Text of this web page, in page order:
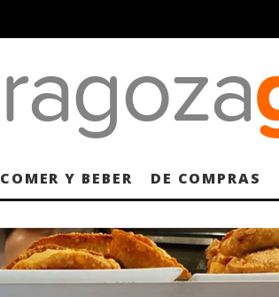
COMER Y BEBER DE COMPRAS